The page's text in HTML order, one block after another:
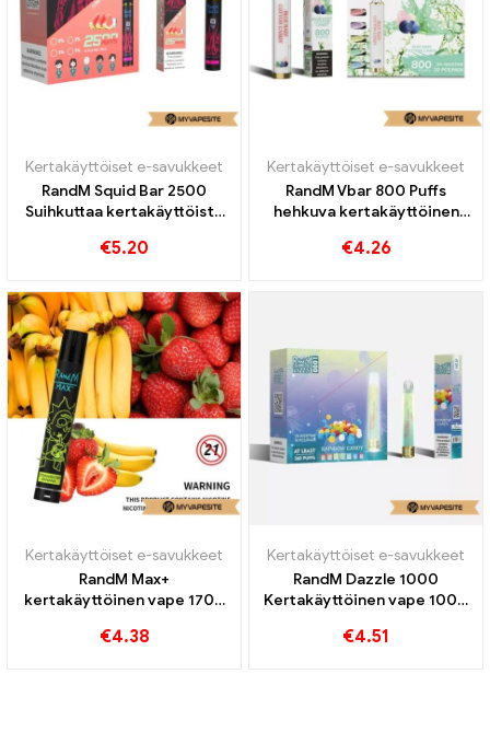
Kertakäyttöiset e-savukkeet
RandM Squid Bar 2500
Suihkuttaa kertakäyttöistä
€5.20
Kertakäyttöiset e-savukkeet
RandM Vbar 800 Puffs
hehkuva kertakäyttöinen
€4.26
Kertakäyttöiset e-savukkeet
RandM Max+
kertakäyttöinen vape 1700
€4.38
Kertakäyttöiset e-savukkeet
RandM Dazzle 1000
Kertakäyttöinen vape 1000
€4.51